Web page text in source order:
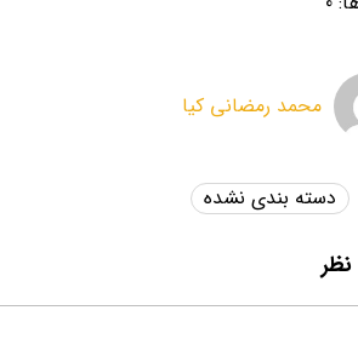
محمد رمضانی کیا
دسته بندی نشده